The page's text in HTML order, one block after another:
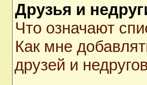
Друзья и
Что означают
Как мне
друзей и